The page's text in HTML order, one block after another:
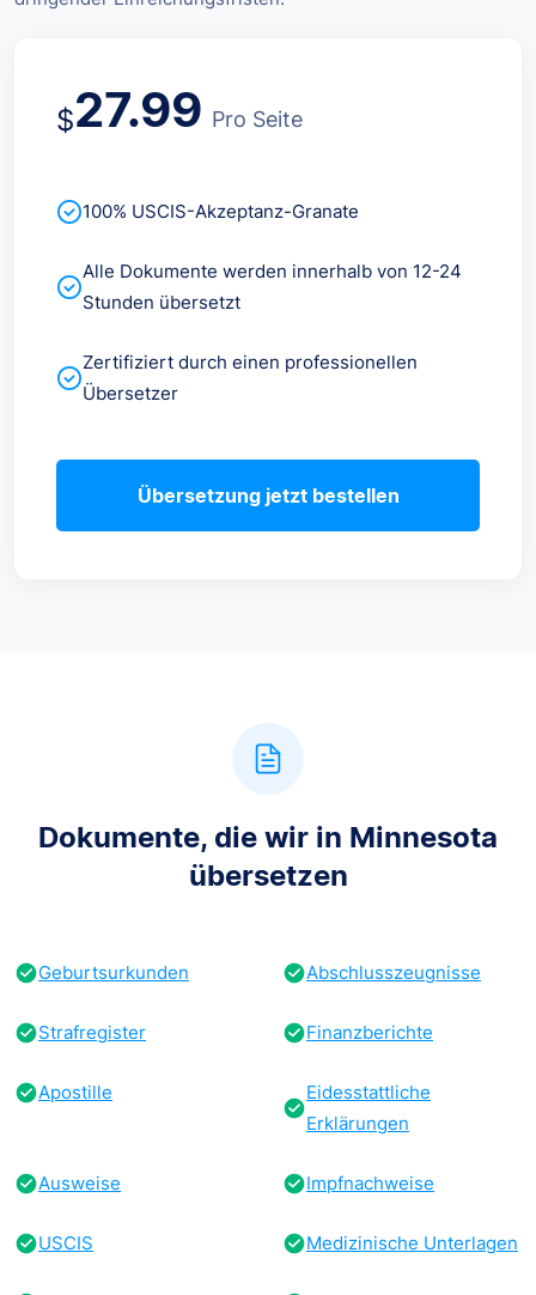
$27.99 Pro Seite
100% USCIS-Akzeptanz-Granate
Alle Dokumente werden innerhalb von 12-24
Stunden übersetzt
Zertifiziert durch einen professionellen
Übersetzer
Übersetzung jetzt bestellen
Dokumente, die wir in Minnesota
übersetzen
Geburtsurkunden Abschlusszeugnisse
Strafregister Finanzberichte
Apostille
Eidesstattliche
Erklärungen
Ausweise Impfnachweise
USCIS Medizinische Unterlagen